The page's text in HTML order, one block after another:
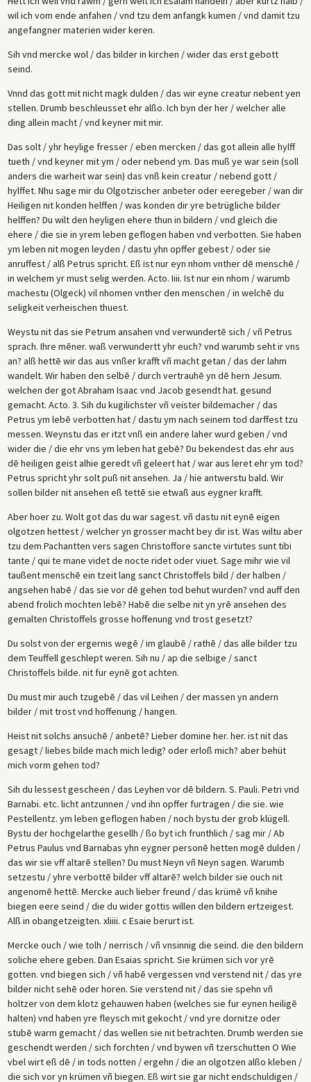
wil ich vom ende anfahen / vnd tzu dem anfangk kumen / vnd damit tzu
angefangner materien wider keren.
Sih vnd mercke wol / das bilder in kirchen / wider das erst gebott
seind.
Vnnd das gott mit nicht magk dulden / das wir eyne creatur nebent yen
stellen. Drumb beschleusset ehr alßo. Ich byn der her / welcher alle
ding allein macht / vnd keyner mit mir.
Das solt / yhr heylige fresser / eben mercken / das got allein alle hylff
tueth / vnd keyner mit ym / oder nebend ym. Das muß ye war sein (soll
anders die warheit war sein) das vnß kein creatur / nebend gott /
hylffet. Nhu sage mir du Olgotzischer anbeter oder eeregeber / wan dir
Heiligen nit konden helffen / was konden dir yre betrügliche bilder
helffen? Du wilt den heyligen ehere thun in bildern / vnd gleich die
ehere / die sie in yrem leben geflogen haben vnd verbotten. Sie haben
ym leben nit mogen leyden / dastu yhn opffer gebest / oder sie
anruffest / alß Petrus spricht. Eß ist nur eyn nhom vnther dē menschē /
in welchem yr must selig werden. Acto. Iiii. Ist nur ein nhom / warumb
machestu (Olgeck) vil nhomen vnther den menschen / in welchē du
seligkeit verheischen thuest.
Weystu nit das sie Petrum ansahen vnd verwundertē sich / vñ Petrus
sprach. Ihre mēner. waß verwundertt yhr euch? vnd warumb seht ir vns
an? alß hettē wir das aus vnßer krafft vñ macht getan / das der lahm
wandelt. Wir haben den selbē / durch vertrauhē yn dē hern Jesum.
welchen der got Abraham Isaac vnd Jacob gesendt hat. gesund
gemacht. Acto. 3. Sih du kugilichster vñ veister bildemacher / das
Petrus ym lebē verbotten hat / dastu ym nach seinem tod darffest tzu
messen. Weynstu das er itzt vnß ein andere laher wurd geben / vnd
wider die / die ehr vns ym leben hat gebē? Du bekendest das ehr aus
dē heiligen geist alhie geredt vñ geleert hat / war aus leret ehr ym tod?
Petrus spricht yhr solt puß nit ansehen. Ja / hie antwerstu bald. Wir
sollen bilder nit ansehen eß tettē sie etwaß aus eygner krafft.
Aber hoer zu. Wolt got das du war sagest. vñ dastu nit eynē eigen
olgotzen hettest / welcher yn grosser macht bey dir ist. Was wiltu aber
tzu dem Pachantten vers sagen Christoffore sancte virtutes sunt tibi
tante / qui te mane videt de nocte ridet oder viuet. Sage mihr wie vil
taußent menschē ein tzeit lang sanct Christoffels bild / der halben /
angsehen habē / das sie vor dē gehen tod behut wurden? vnd auff den
abend frolich mochten lebē? Habē die selbe nit yn yrē ansehen des
gemalten Christoffels grosse hoffenung vnd trost gesetzt?
Du solst von der ergernis wegē / im glaubē / rathē / das alle bilder tzu
dem Teuffell geschlept weren. Sih nu / ap die selbige / sanct
Christoffels bilde. nit fur eynē got achten.
Du must mir auch tzugebē / das vil Leihen / der massen yn andern
bilder / mit trost vnd hoffenung / hangen.
Heist nit solchs ansuchē / anbetē? Lieber domine her. her. ist nit das
gesagt / liebes bilde mach mich ledig? oder erloß mich? aber behüt
mich vorm gehen tod?
Sih du lessest gescheen / das Leyhen vor dē bildern. S. Pauli. Petri vnd
Barnabi. etc. licht antzunnen / vnd ihn opffer furtragen / die sie. wie
Pestellentz. ym leben geflogen haben / noch bystu der grob klügell.
Bystu der hochgelarthe gesellh / ßo byt ich frunthlich / sag mir / Ab
Petrus Paulus vnd Barnabas yhn eygner personē hetten mogē dulden /
das wir sie vff altarē stellen? Du must Neyn vñ Neyn sagen. Warumb
setzestu / yhre verbottē bilder vff altarē? welch bilder sie ouch nit
angenomē hettē. Mercke auch lieber freund / das krümē vñ knihe
biegen eere seind / die du wider gottis willen den bildern ertzeigest.
Alß in obangetzeigten. xliiii. c Esaie berurt ist.
Mercke ouch / wie tolh / nerrisch / vñ vnsinnig die seind. die den bildern
soliche ehere geben. Dan Esaias spricht. Sie krümen sich vor yrē
gotten. vnd biegen sich / vñ habē vergessen vnd verstend nit / das yre
bilder nicht sehē oder horen. Sie verstend nit / das sie spehn vñ
holtzer von dem klotz gehauwen haben (welches sie fur eynen heiligē
halten) vnd haben yre fleysch mit gekocht / vnd yre dornitze oder
stubē warm gemacht / das wellen sie nit betrachten. Drumb werden sie
geschendt werden / sich forchten / vnd bywen vñ tzerschutten O Wie
vbel wirt eß dē / in tods notten / ergehn / die an olgotzen alßo kleben /
die sich vor yn krümen vñ biegen. Eß wirt sie gar nicht endschuldigen /